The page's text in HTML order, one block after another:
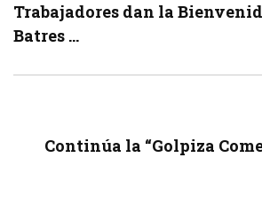
Trabajadores dan la
Batres ...
Continúa la “Golpiza